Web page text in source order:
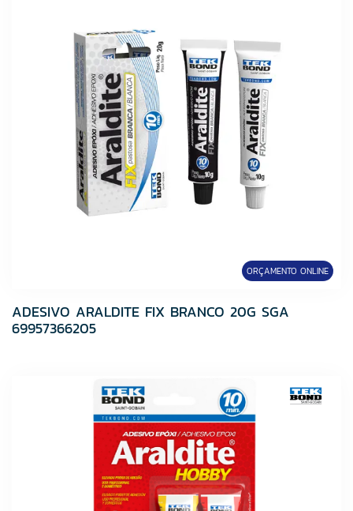
ORÇAMENTO ONLINE
ADESIVO ARALDITE FIX BRANCO 20G SGA
69957366205